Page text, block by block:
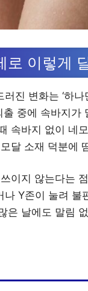
로 이렇게
진 변화는 ‘하
중에 속바지가
속바지 없이 네
달 소재 덕분에
이지 않는다는
Y존이 눌려
은 날에도 말림